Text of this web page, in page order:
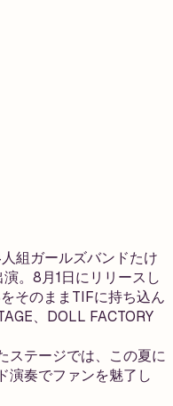
組ガールズバンドたけ
。8月1日にリリースし
そのままTIFに持ち込ん
、DOLL FACTORY
ステージでは、この夏に
演奏でファンを魅了し